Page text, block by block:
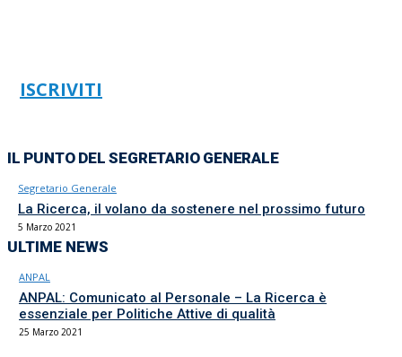
ISCRIVITI
IL PUNTO DEL SEGRETARIO GENERALE
Segretario Generale
La Ricerca, il volano da sostenere nel prossimo futuro
5 Marzo 2021
ULTIME NEWS
ANPAL
ANPAL: Comunicato al Personale – La Ricerca è
essenziale per Politiche Attive di qualità
25 Marzo 2021